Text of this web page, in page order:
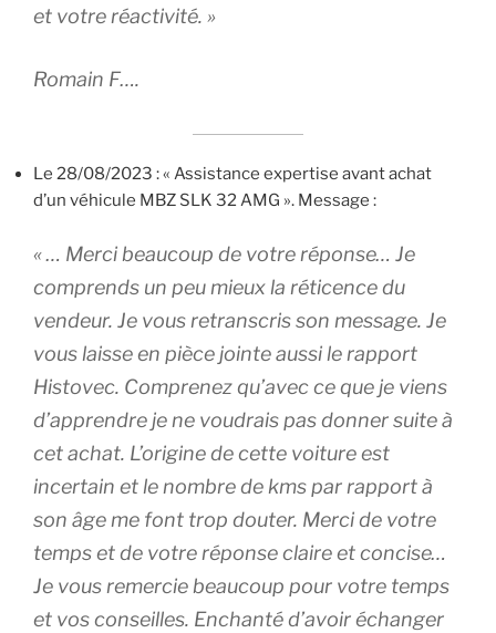
et votre réactivité. »
Romain F….
Le 28/08/2023 : « Assistance expertise avant achat
d’un véhicule MBZ SLK 32 AMG ». Message :
« … Merci beaucoup de votre réponse… Je
comprends un peu mieux la réticence du
vendeur. Je vous retranscris son message. Je
vous laisse en pièce jointe aussi le rapport
Histovec. Comprenez qu’avec ce que je viens
d’apprendre je ne voudrais pas donner suite à
cet achat. L’origine de cette voiture est
incertain et le nombre de kms par rapport à
son âge me font trop douter. Merci de votre
temps et de votre réponse claire et concise…
Je vous remercie beaucoup pour votre temps
et vos conseilles. Enchanté d’avoir échanger